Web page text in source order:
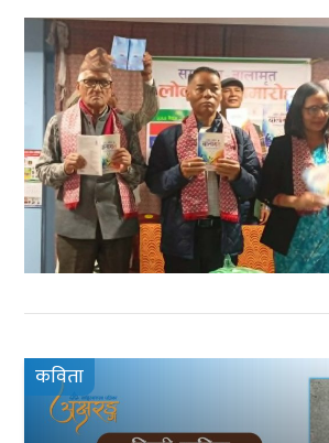
कविता